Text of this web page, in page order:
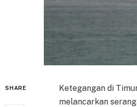
SHARE
Ketegangan di
melancarkan